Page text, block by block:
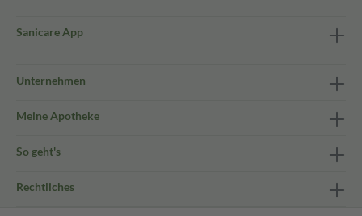
Sanicare App
Unternehmen
Meine Apotheke
So geht's
Rechtliches